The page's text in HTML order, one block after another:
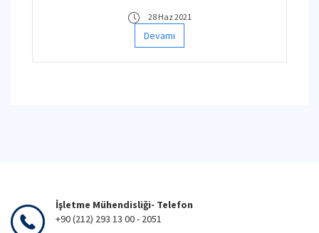
28 Haz 2021
Devamı
İşletme Mühendisliği- Telefon
+90 (212) 293 13 00 - 2051